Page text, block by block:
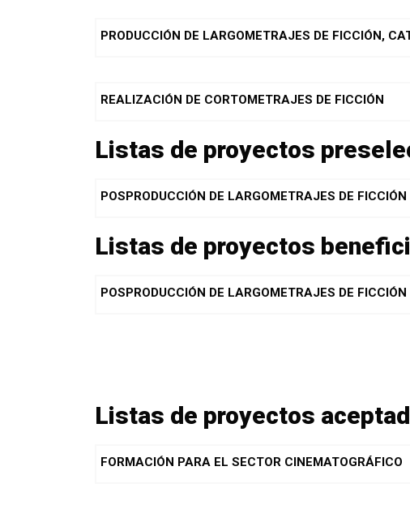
PRODUCCIÓN DE LARGOMETRAJES DE FICCIÓN,
REALIZACIÓN DE CORTOMETRAJES DE FICCIÓN
Listas de proyectos
POSPRODUCCIÓN DE LARGOMETRAJES DE FICCIÓN
Listas de proyectos
POSPRODUCCIÓN DE LARGOMETRAJES DE FICCIÓN
Listas de proyectos
FORMACIÓN PARA EL SECTOR CINEMATOGRÁFICO